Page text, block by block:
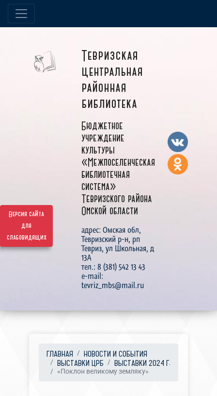
Версия сайта
для
слабовидящих
Тевризская
центральная
районная
библиотека
Бюджетное
учреждение
культуры
«Межпоселенческая
библиотечная
система»
Тевризского района
Омской области
адрес: Омская обл,
Тевризский р-н, рп
Тевриз, ул Школьная, д
13А
тел.: 8 (381) 542 13 43
e-mail:
tevriz_mbs@mail.ru
ГЛАВНАЯ
НОВОСТИ И СОБЫТИЯ
ВЫСТАВКИ ЦРБ
ВЫСТАВКИ 2024 Г.
«Поклон великому земляку»